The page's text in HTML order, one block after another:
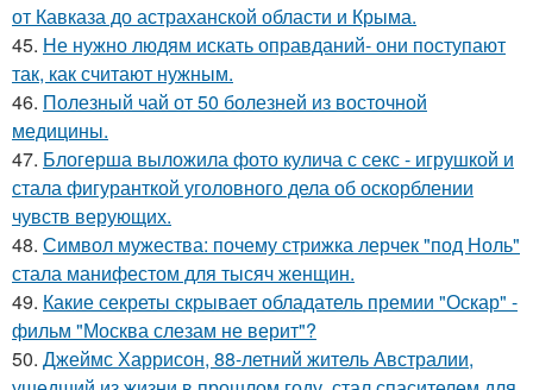
от Кавказа до астраханской области и Крыма.
45. Не нужно людям искать оправданий- они поступают
так, как считают нужным.
46. Полезный чай от 50 болезней из восточной
медицины.
47. Блогерша выложила фото кулича с секс - игрушкой и
стала фигуранткой уголовного дела об оскорблении
чувств верующих.
48. Символ мужества: почему стрижка лерчек "под Ноль"
стала манифестом для тысяч женщин.
49. Какие секреты скрывает обладатель премии "Оскар" -
фильм "Москва слезам не верит"?
50. Джеймс Харрисон, 88-летний житель Австралии,